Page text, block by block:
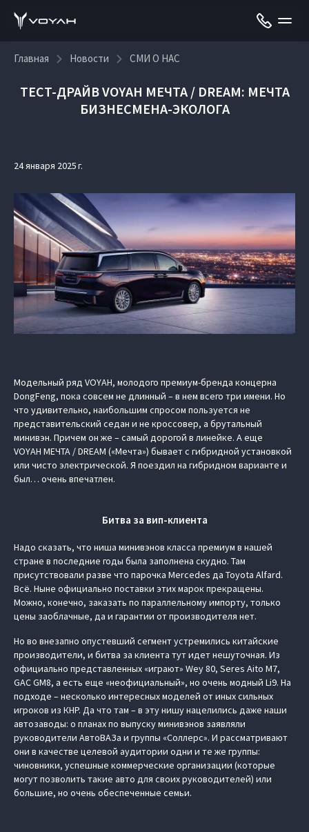
Главная Новости СМИ О НАС
ТЕСТ-ДРАЙВ VOYAH МЕЧТА / DREAM: МЕЧТА
БИЗНЕСМЕНА-ЭКОЛОГА
24 января 2025 г.
Модельный ряд VOYAH, молодого премиум-бренда концерна
DongFeng, пока совсем не длинный – в нем всего три имени. Но
что удивительно, наибольшим спросом пользуется не
представительский седан и не кроссовер, а брутальный
минивэн. Причем он же – самый дорогой в линейке. А еще
VOYAH МЕЧТА / DREAM («Мечта») бывает с гибридной установкой
или чисто электрической. Я поездил на гибридном варианте и
был… очень впечатлен.
Битва за вип-клиента
Надо сказать, что ниша минивэнов класса премиум в нашей
стране в последние годы была заполнена скудно. Там
присутствовали разве что парочка Mercedes да Toyota Alfard.
Всё. Ныне официально поставки этих марок прекращены.
Можно, конечно, заказать по параллельному импорту, только
цены заоблачные, да и гарантии от производителя нет.
Но во внезапно опустевший сегмент устремились китайские
производители, и битва за клиента тут идет нешуточная. Из
официально представленных «играют» Wey 80, Seres Aito M7,
GAC GM8, а есть еще «неофициальный», но очень модный Li9. На
подходе – несколько интересных моделей от иных сильных
игроков из КНР. Да что там – в эту нишу нацелились даже наши
автозаводы: о планах по выпуску минивэнов заявляли
руководители АвтоВАЗа и группы «Соллерс». И рассматривают
они в качестве целевой аудитории одни и те же группы:
чиновники, успешные коммерческие организации (которые
могут позволить такие авто для своих руководителей) или
большие, но очень обеспеченные семьи.